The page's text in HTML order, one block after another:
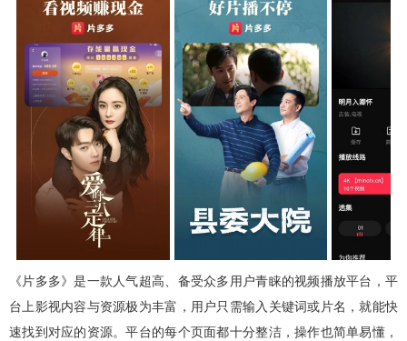
《片多多》是一款人气超高、备受众多用户青睐的视频播放平台，平
台上影视内容与资源极为丰富，用户只需输入关键词或片名，就能快
速找到对应的资源。平台的每个页面都十分整洁，操作也简单易懂，